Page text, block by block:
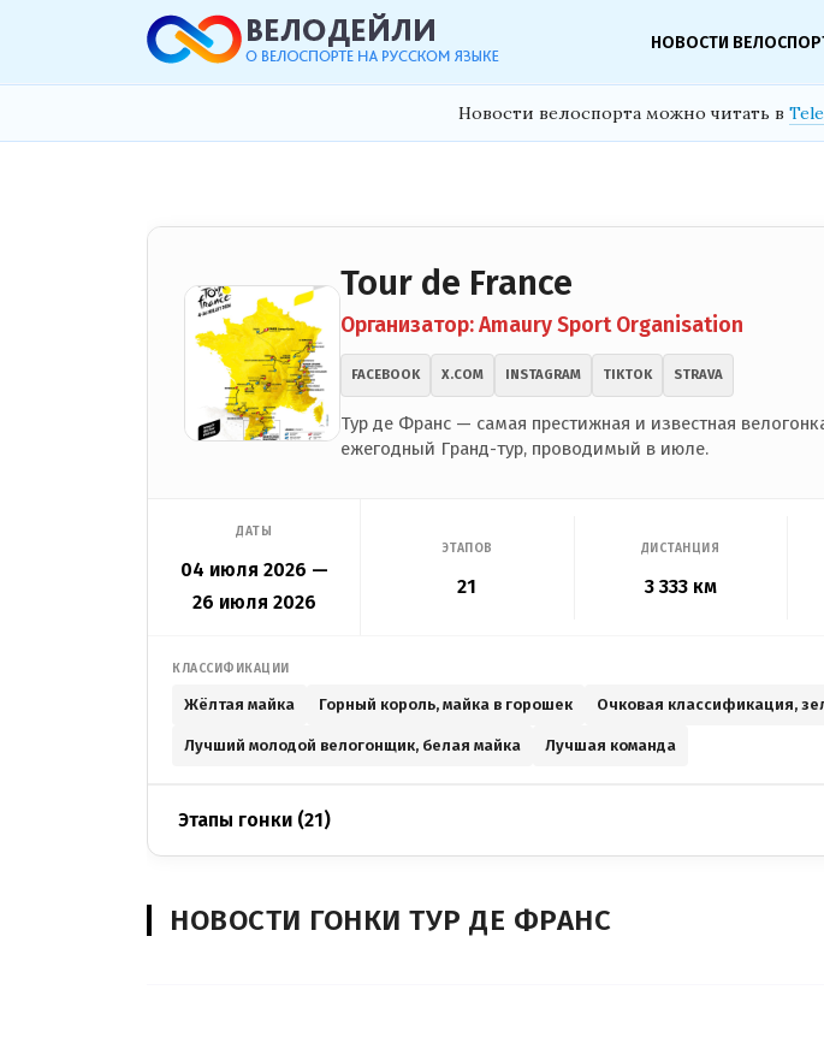
НОВОСТИ
Новости велоспорта можно читать в
Tour de France
Организатор: Amaury Sport Organisation
FACEBOOK X.COM INSTAGRAM TIKTOK STRAVA
Тур де Франс — самая престижная и известная
ежегодный Гранд-тур, проводимый в июле.
ДАТЫ
04 июля 2026 —
26 июля 2026
ЭТАПОВ
21
ДИСТАНЦИЯ
3 333 км
КЛАССИФИКАЦИИ
Жёлтая майка Горный король, майка в горошек Очковая классификация,
Лучший молодой велогонщик, белая майка Лучшая команда
Этапы гонки (21)
НОВОСТИ ГОНКИ ТУР ДЕ ФРАНС